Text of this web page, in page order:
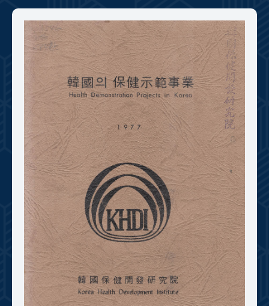
기록물 아카이브
사진 아카이브 문서 기록물 행정박물 영상 기록물
주년 기념
성과 50선 숫자로 보는 50년 50+1주년 광장
세계와 함께 한 KIHASA
VR 역사관